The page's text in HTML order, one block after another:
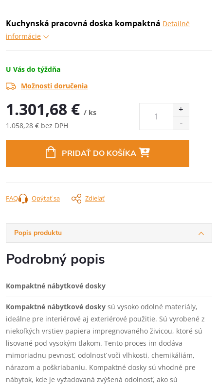
Kuchynská pracovná doska kompaktná Detailné
informácie
U Vás do týždňa
Možnosti doručenia
1.301,68 € / ks
1.058,28 € bez DPH
PRIDAŤ DO KOŠÍKA
Opýtať sa Zdieľať
FAQ
Popis produktu
Podrobný popis
Kompaktné nábytkové dosky
Kompaktné nábytkové dosky sú vysoko odolné materiály,
ideálne pre interiérové aj exteriérové použitie. Sú vyrobené z
niekoľkých vrstiev papiera impregnovaného živicou, ktoré sú
lisované pod vysokým tlakom. Tento proces im dodáva
mimoriadnu pevnosť, odolnosť voči vlhkosti, chemikáliám,
nárazom a poškriabaniu. Kompaktné dosky sú vhodné pre
nábytok, kde je vyžadovaná zvýšená odolnosť, ako sú